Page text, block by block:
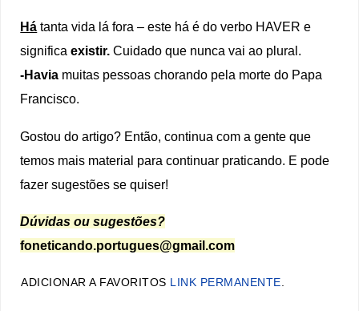
Há tanta vida lá fora – este há é do verbo HAVER e
significaexistir. Cuidado que nunca vai ao plural.
-Havia muitas pessoas chorando pela morte do Papa
Francisco.
Gostou do artigo? Então, continua com a gente que
temos mais material para continuar praticando. E pode
fazer sugestões se quiser!
Dúvidas ou sugestões?
foneticando.portugues@gmail.com
ADICIONAR A FAVORITOS LINK PERMANENTE